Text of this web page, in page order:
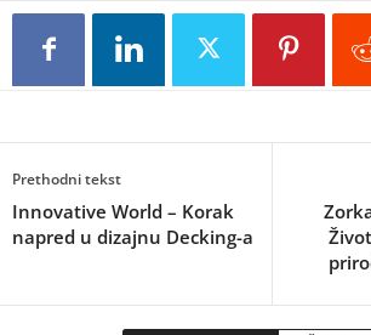
Prethodni tekst
Innovative World – Korak
napred u dizajnu Decking-a